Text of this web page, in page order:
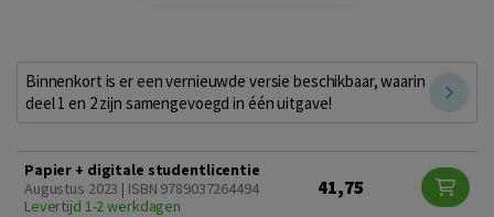
Binnenkort is er een vernieuwde versie beschikbaar, waarin
deel 1 en 2 zijn samengevoegd in één uitgave!
Papier + digitale studentlicentie
Augustus 2023 | ISBN 9789037264494
Levertijd 1-2 werkdagen
41,75